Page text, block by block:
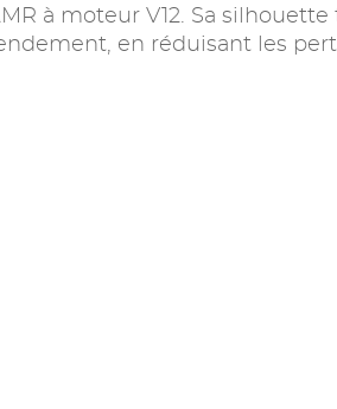
à moteur V12. Sa
en réduisant les